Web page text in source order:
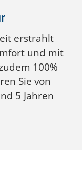
erstrahlt
und mit
100%
Sie von
5 Jahren